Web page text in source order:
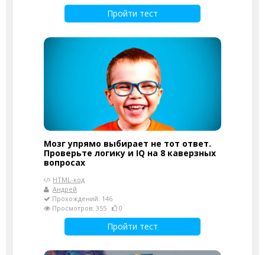
Пройти тест
Мозг упрямо выбирает не тот ответ.
Проверьте логику и IQ на 8 каверзных
вопросах
HTML-код
Андрей
Прохождений: 146
Просмотров: 355
0
Пройти тест